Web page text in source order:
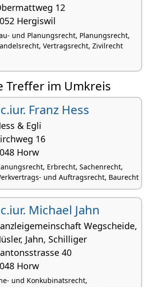
12
Hergiswil
und Planungsrecht, Planungsrecht,
Vertragsrecht, Zivilrecht
Treffer im Umkreis
Franz Hess
& Egli
16
Horw
Erbrecht, Sachenrecht,
und Auftragsrecht, Baurecht
Michael Jahn
Wegscheide,
Jahn, Schilliger
40
Horw
und Konkubinatsrecht,